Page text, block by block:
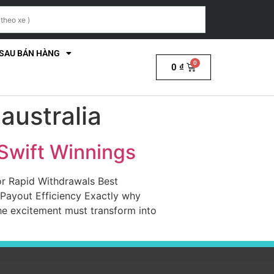
BÁN HÀNG
0 ₫
Winnings
Rapid Withdrawals Best
Efficiency Exactly why
excitement must transform into